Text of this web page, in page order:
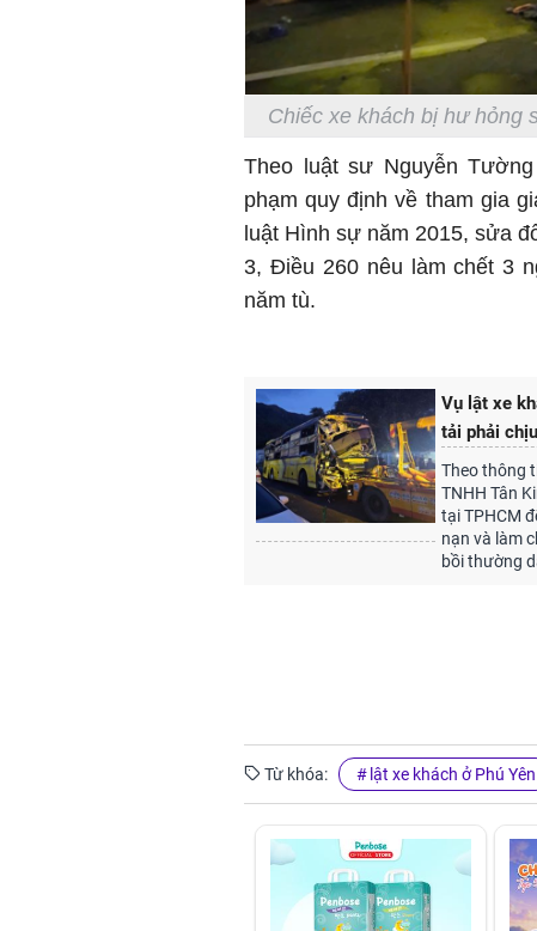
Chiếc xe khách bị hư hỏng
Theo luật sư Nguyễn
phạm quy định về tham gia
luật Hình sự năm 2015, sửa
3, Điều 260 nêu làm chết 3
năm tù.
Vụ lật xe
tải phải
Theo thông
TNHH Tân
tại TPHCM
nạn và làm
bồi thường
Từ khóa: lật xe khách ở Phú Yên